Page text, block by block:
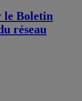
le Boletin
réseau